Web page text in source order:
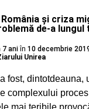
și criza
de-a lungul
7 ani în 10 decembrie
Unirea
fost, dintotdeauna,
complexului
mai teribile